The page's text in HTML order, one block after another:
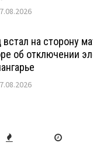
встал на сторону
об отключении